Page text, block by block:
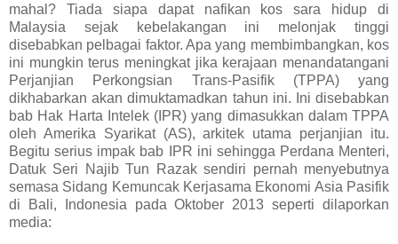
mahal? Tiada siapa dapat nafikan kos sara hidup di
Malaysia sejak kebelakangan ini melonjak tinggi
disebabkan pelbagai faktor. Apa yang membimbangkan, kos
ini mungkin terus meningkat jika kerajaan menandatangani
Perjanjian Perkongsian Trans-Pasifik (TPPA) yang
dikhabarkan akan dimuktamadkan tahun ini. Ini disebabkan
bab Hak Harta Intelek (IPR) yang dimasukkan dalam TPPA
oleh Amerika Syarikat (AS), arkitek utama perjanjian itu.
Begitu serius impak bab IPR ini sehingga Perdana Menteri,
Datuk Seri Najib Tun Razak sendiri pernah menyebutnya
semasa Sidang Kemuncak Kerjasama Ekonomi Asia Pasifik
di Bali, Indonesia pada Oktober 2013 seperti dilaporkan
media: